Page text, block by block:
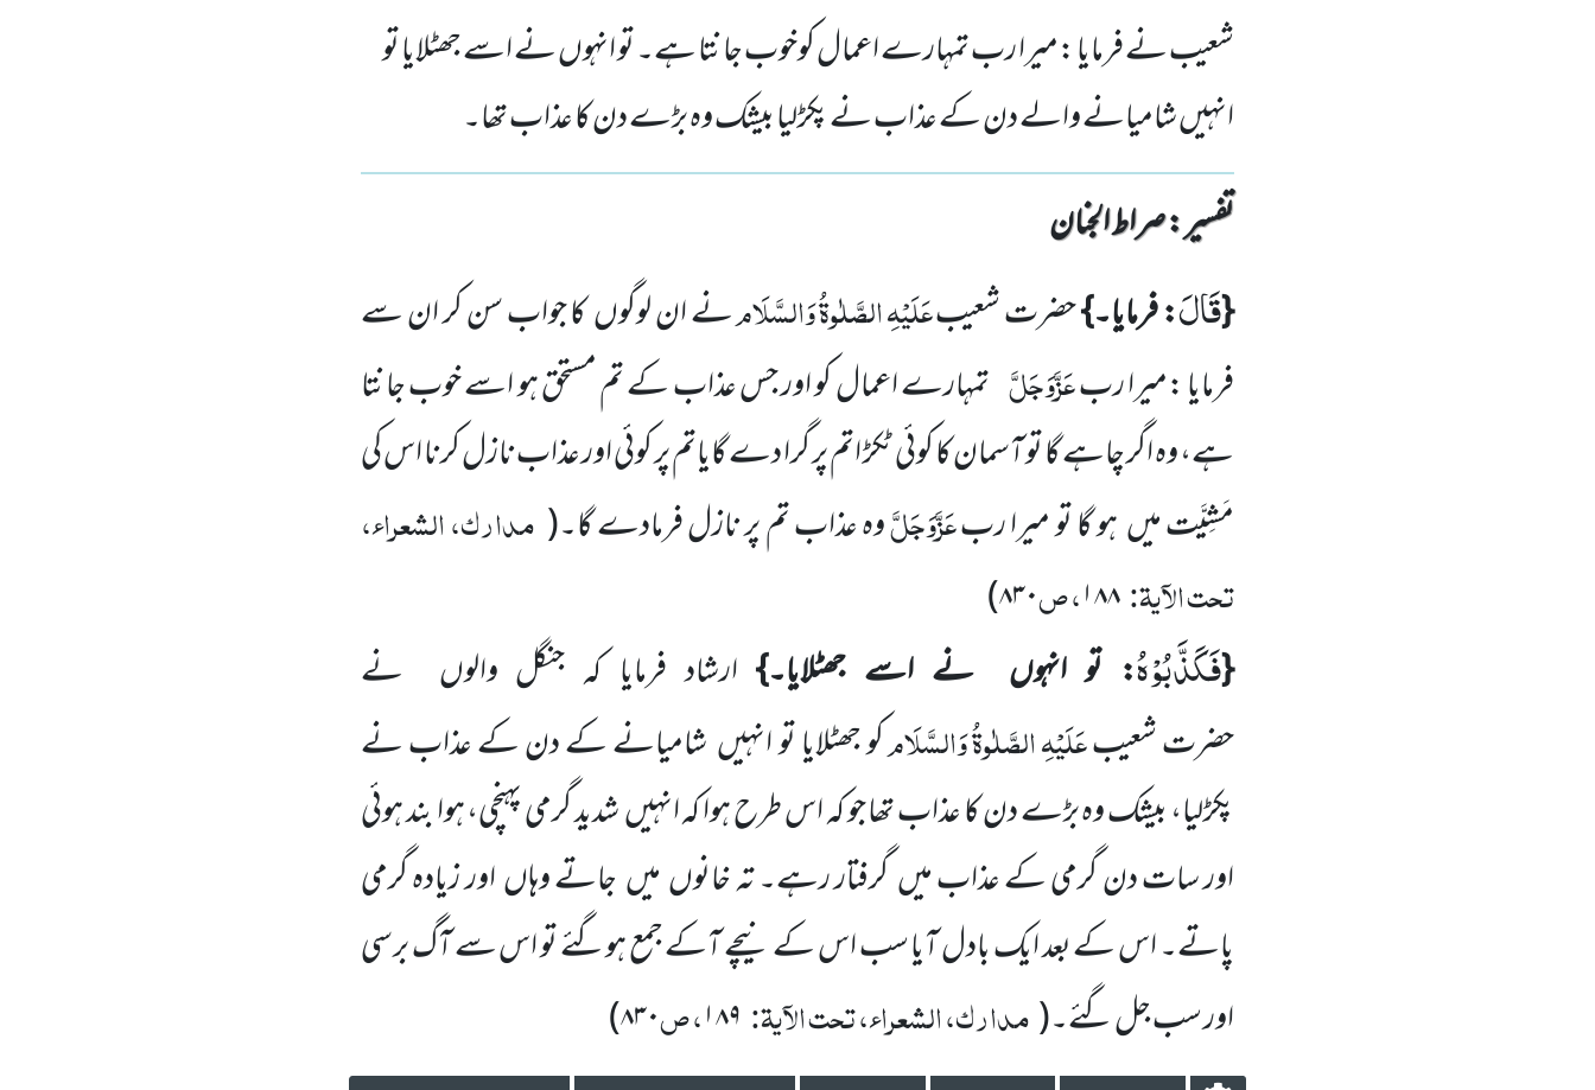
شعیب نے فرمایا :میرا رب تمہارے اعمال کوخوب جانتا ہے۔ تو انہوں نے اسے جھٹلایا تو
انہیں شامیانے والے دن کے عذاب نے پکڑلیا بیشک وہ بڑے دن کا عذاب تھا۔
تفسیر : ‎صراط الجنان
{قَالَ: فرمایا۔}حضرت شعیبعَلَیْہِالصَّلٰوۃُوَالسَّلَامنے ان لوگوں کا جواب سن کر ان سے
فرمایا :میرا ربعَزَّوَجَلَّ تمہارے اعمال کو اور جس عذاب کے تم مستحق ہو اسے خوب جانتا
ہے، وہ اگر چاہے گا تو آسمان کا کوئی ٹکڑ اتم پر گرا دے گایاتم پر کوئی اور عذاب نازل کرنا اس کی
مَشِیَّت میں ہو گا تو میرا ربعَزَّوَجَلَّوہ عذاب تم پر نازل فرمادے گا۔( مدارک، الشعراء،
تحت الآیۃ:۱۸۸، ص۸۳۰)
{فَكَذَّبُوْهُ: تو انہوں نے اسے جھٹلایا۔} ارشاد فرمایا کہ جنگل والوں نے
حضرت شعیبعَلَیْہِالصَّلٰوۃُوَالسَّلَامکو جھٹلایا تو انہیں شامیانے کے دن کے عذاب نے
پکڑلیا، بیشک وہ بڑے دن کا عذاب تھا جو کہ اس طرح ہوا کہ انہیں شدید گرمیپہنچی، ہوا بند ہوئی
اور سات دن گرمی کے عذاب میں گرفتار رہے۔ تہ خانوں میں جاتے وہاں اور زیادہ گرمی
پاتے۔ اس کے بعد ایک بادل آیا سب اس کے نیچے آکے جمع ہوگئے تو اس سے آگ برسی
اور سب جل گئے۔(مدارک، الشعراء، تحت الآیۃ: ۱۸۹، ص۸۳۰)